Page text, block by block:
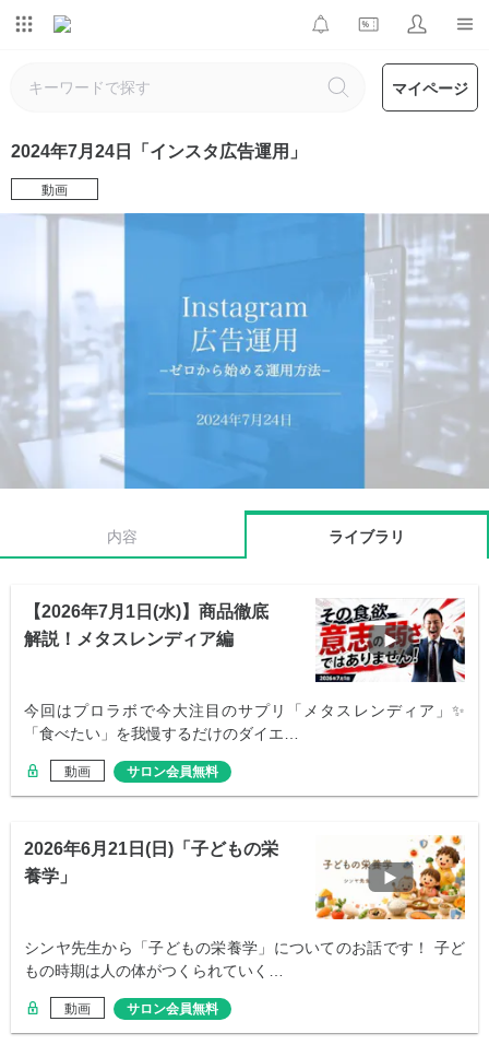
マイページ
2024年7月24日「インスタ広告運用」
動画
内容 ライブラリ
【2026年7月1日(水)】商品徹底
解説！メタスレンディア編
今回はプロラボで今大注目のサプリ「メタスレンディア」✨
「食べたい」を我慢するだけのダイエ…
動画 サロン会員無料
2026年6月21日(日)「子どもの栄
養学」
シンヤ先生から「子どもの栄養学」についてのお話です！ 子ど
もの時期は人の体がつくられていく…
動画 サロン会員無料